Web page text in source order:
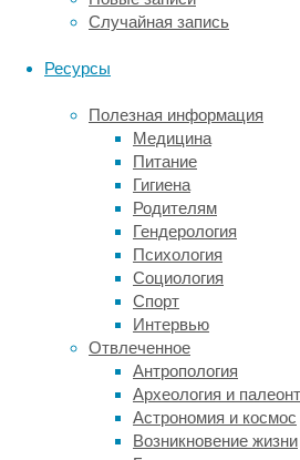
Случайная запись
Ресурсы
Полезная информация
Медицина
Питание
Гигиена
Родителям
Гендерология
Психология
Социология
Спорт
Интервью
Отвлеченное
Антропология
Археология и
Астрономия и космос
Возникновение жизни
журнале
Nature
Схема метаболизма
Ученые
исследовали
экспрессию
мРНК
ALDH2
различных
областях
срезах
тканей